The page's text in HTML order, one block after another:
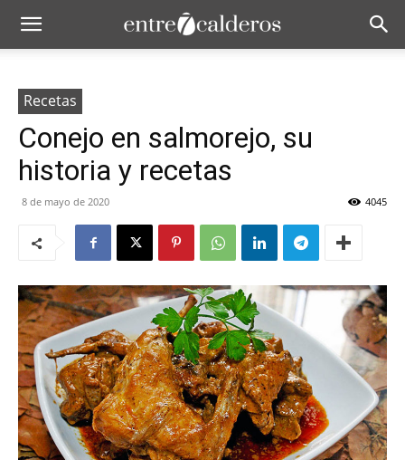
Recetas
Conejo en salmorejo, su
historia y recetas
8 de mayo de 2020 4045